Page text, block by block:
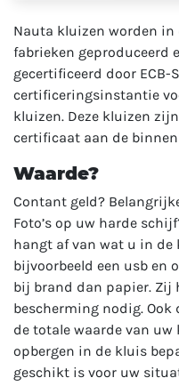
Nauta kluizen worden in
fabrieken geproduceerd
gecertificeerd door ECB-
certificeringsinstantie
kluizen. Deze kluizen
certificaat aan de
Waarde?
Contant geld?
Foto’s op uw harde
hangt af van wat u in de
bijvoorbeeld een usb en
bij brand dan papier. Zij
bescherming nodig. Ook
de totale waarde van
opbergen in de kluis
geschikt is voor uw